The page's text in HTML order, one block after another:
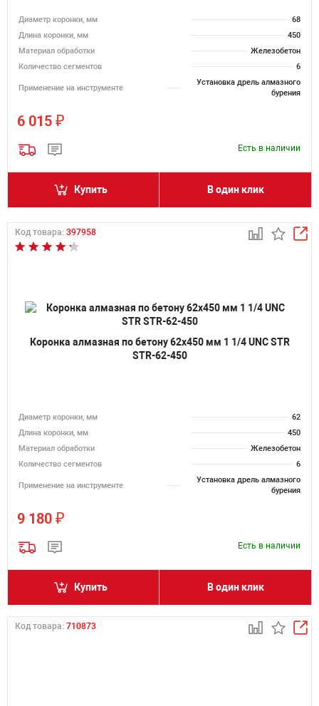
Диаметр коронки, мм
68
Длина коронки, мм
450
Материал обработки
Железобетон
Количество сегментов
6
Применение на инструменте
Установка дрель алмазного
бурения
6 015 ₽
Есть в наличии
Купить В один клик
Код товара: 397958
Коронка алмазная по бетону 62х450 мм 1 1/4 UNC STR
STR-62-450
Диаметр коронки, мм
62
Длина коронки, мм
450
Материал обработки
Железобетон
Количество сегментов
6
Применение на инструменте
Установка дрель алмазного
бурения
9 180 ₽
Есть в наличии
Купить В один клик
Код товара: 710873